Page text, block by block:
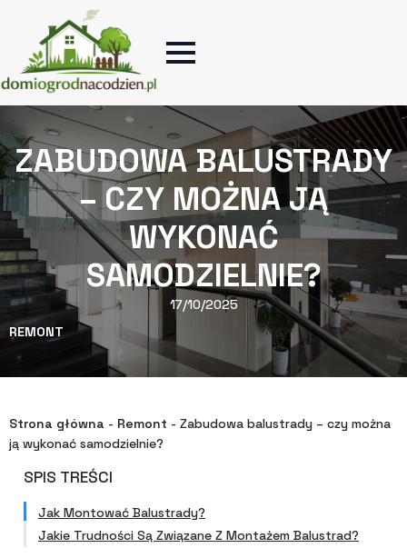
​ZABUDOWA BALUSTRADY
– CZY MOŻNA JĄ
WYKONAĆ
SAMODZIELNIE?
17/10/2025
REMONT
Strona główna - Remont - ​Zabudowa balustrady – czy można
ją wykonać samodzielnie?
SPIS TREŚCI
​Jak Montować Balustrady?
​Jakie Trudności Są Związane Z Montażem Balustrad?